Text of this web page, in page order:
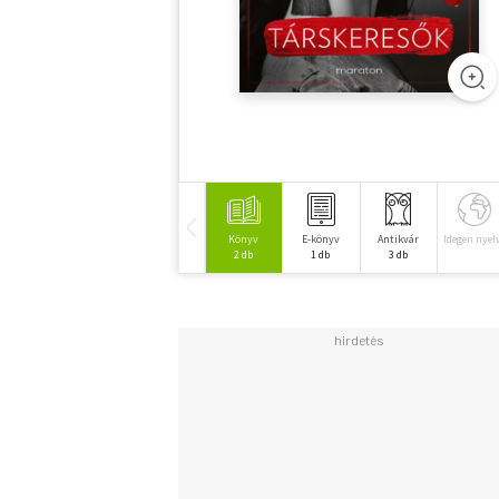
Könyv
2 db
E-könyv
1 db
Antikvár
3 db
Idegen